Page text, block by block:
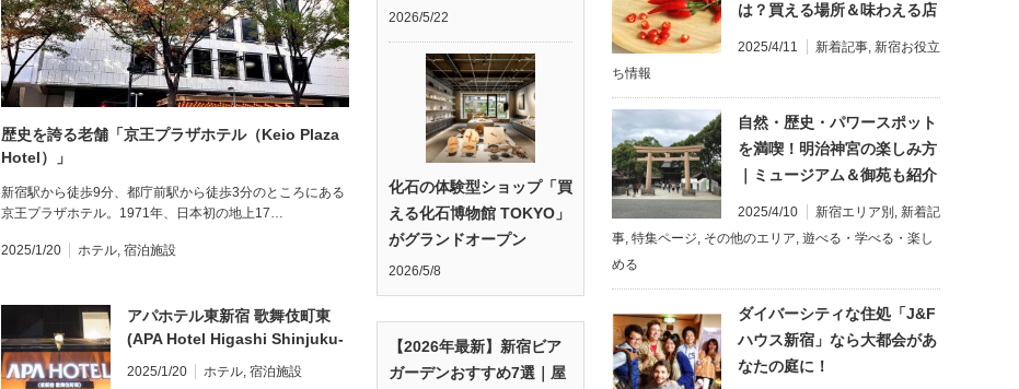
歴史を誇る老舗「京王プラザホテル（Keio Plaza
Hotel）」
新宿駅から徒歩9分、都庁前駅から徒歩3分のところにある
京王プラザホテル。1971年、日本初の地上17…
2025/1/20 ホテル, 宿泊施設
アパホテル東新宿 歌舞伎町東
(APA Hotel Higashi Shinjuku-
kabukichohigashi)
2025/1/20 ホテル, 宿泊施設
2026/5/22
化石の体験型ショップ「買
える化石博物館 TOKYO」
がグランドオープン
2026/5/8
【2026年最新】新宿ビア
ガーデンおすすめ7選｜屋
は？買える場所＆味わえる店
2025/4/11 新着記事, 新宿お役立
ち情報
自然・歴史・パワースポット
を満喫！明治神宮の楽しみ方
｜ミュージアム＆御苑も紹介
2025/4/10 新宿エリア別 , 新着記
事, 特集ページ, その他のエリア, 遊べる・学べる・楽し
める
ダイバーシティな住処「J&F
ハウス新宿」なら大都会があ
なたの庭に！